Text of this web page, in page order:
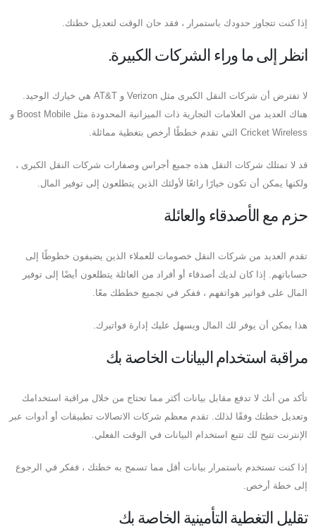
إذا كنت تتجاوز حدودك باستمرار ، فقد حان الوقت لتعديل خطتك.
انظر إلى ما وراء الشركات الكبيرة.
لا تفترض أن شركات النقل الكبرى مثل Verizon و AT&T هي خيارك الوحيد.
هناك العديد من العلامات التجارية ذات الميزانية المحدودة مثل Boost Mobile و
Cricket Wireless التي تقدم خططًا أرخص بتغطية مماثلة.
قد لا تمتلك شركات النقل هذه جميع أجراس وصفارات شركات النقل الكبرى ،
ولكنها يمكن أن تكون خيارًا رائعًا لأولئك الذين يتطلعون إلى توفير المال.
حزم مع الأصدقاء والعائلة
تقدم العديد من شركات النقل خصومات للعملاء الذين يضيفون خطوطًا إلى
حساباتهم. إذا كان لديك أصدقاء أو أفراد من العائلة يتطلعون أيضًا إلى توفير
المال على فواتير هواتفهم ، ففكر في تجميع خططك معًا.
هذا يمكن أن يوفر لك المال ويسهل عليك إدارة فواتيرك.
مراقبة استخدام البيانات الخاصة بك
تأكد من أنك لا تدفع مقابل بيانات أكثر مما تحتاج من خلال مراقبة استخدامك
وتعديل خطتك وفقًا لذلك. تقدم معظم شركات الاتصالات تطبيقات أو أدوات عبر
الإنترنت تتيح لك تتبع استخدام البيانات في الوقت الفعلي.
إذا كنت تستخدم باستمرار بيانات أقل مما تسمح به خطتك ، ففكر في الرجوع
إلى خطة أرخص.
تقليل التغطية التأمينية الخاصة بك